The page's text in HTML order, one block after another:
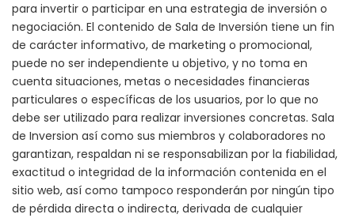
para invertir o participar en una estrategia de inversión o
negociación. El contenido de Sala de Inversión tiene un fin
de carácter informativo, de marketing o promocional,
puede no ser independiente u objetivo, y no toma en
cuenta situaciones, metas o necesidades financieras
particulares o específicas de los usuarios, por lo que no
debe ser utilizado para realizar inversiones concretas. Sala
de Inversion así como sus miembros y colaboradores no
garantizan, respaldan ni se responsabilizan por la fiabilidad,
exactitud o integridad de la información contenida en el
sitio web, así como tampoco responderán por ningún tipo
de pérdida directa o indirecta, derivada de cualquier